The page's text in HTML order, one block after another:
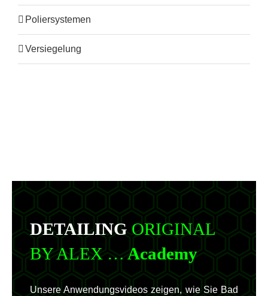
Poliersystemen
Versiegelung
DETAILING ORIGINAL
BY ALEX …Academy
Unsere Anwendungsvideos zeigen, wie Sie Bad